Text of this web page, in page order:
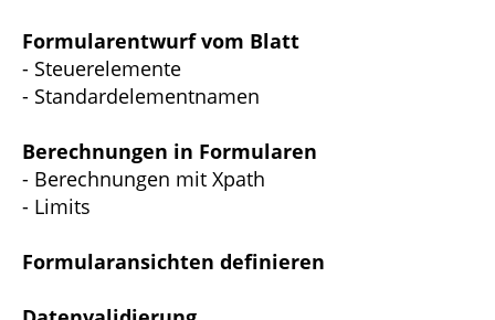
Formularentwurf vom Blatt
- Steuerelemente
- Standardelementnamen
Berechnungen in Formularen
- Berechnungen mit Xpath
- Limits
Formularansichten definieren